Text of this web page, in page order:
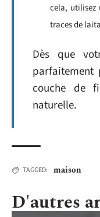
cela, utilisez
traces de
Dès que
couche de
naturelle.
TAGGED: maison
D'autres